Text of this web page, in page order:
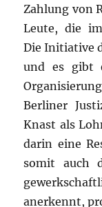
Zahlung von
Leute, die
Die Initiative
und es gibt
Berliner
Knast als
darin eine
somit auch
anerkennt,